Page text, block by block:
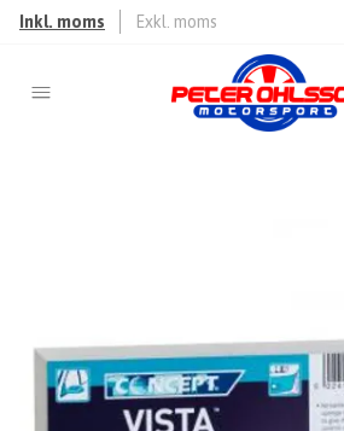
Inkl. moms Exkl. moms